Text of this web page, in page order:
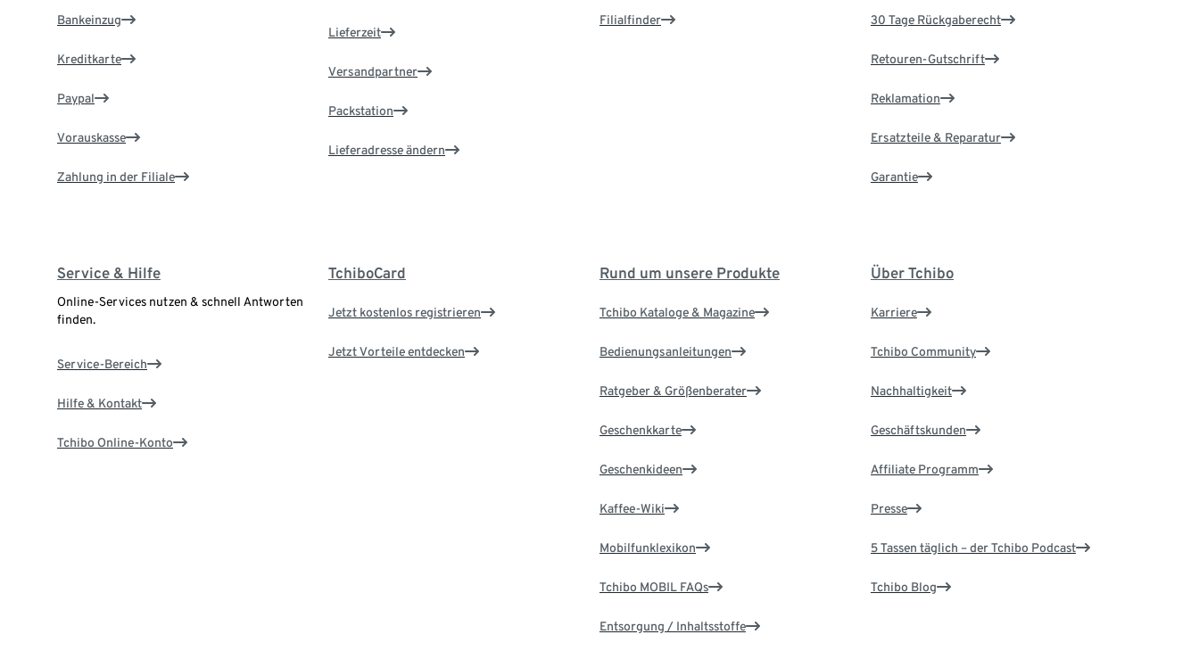
Bankeinzug
Kreditkarte
Paypal
Vorauskasse
Zahlung in der Filiale
Lieferzeit
Versandpartner
Packstation
Lieferadresse ändern
Filialfinder 30 Tage Rückgaberecht
Retouren-Gutschrift
Reklamation
Ersatzteile & Reparatur
Garantie
Service & Hilfe
Online-Services nutzen & schnell Antworten
finden.
Service-Bereich
Hilfe & Kontakt
Tchibo Online-Konto
TchiboCard
Jetzt kostenlos registrieren
Jetzt Vorteile entdecken
Rund um unsere Produkte
Tchibo Kataloge & Magazine
Bedienungsanleitungen
Ratgeber & Größenberater
Geschenkkarte
Geschenkideen
Kaffee-Wiki
Mobilfunklexikon
Tchibo MOBIL FAQs
Entsorgung / Inhaltsstoffe
Über Tchibo
Karriere
Tchibo Community
Nachhaltigkeit
Geschäftskunden
Affiliate Programm
Presse
5 Tassen täglich – der Tchibo Podcast
Tchibo Blog